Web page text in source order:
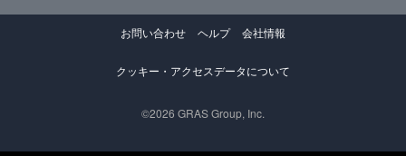
お問い合わせ ヘルプ 会社情報
クッキー・アクセスデータについて
©2026 GRAS Group, Inc.